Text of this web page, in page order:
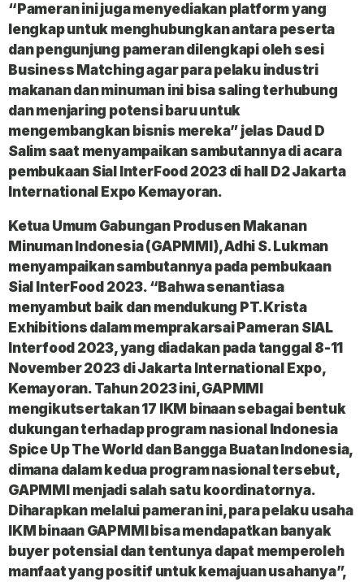
“Pameran ini juga menyediakan platform yang
lengkap untuk menghubungkan antara peserta
dan pengunjung pameran dilengkapi oleh sesi
Business Matching agar para pelaku industri
makanan dan minuman ini bisa saling terhubung
dan menjaring potensi baru untuk
mengembangkan bisnis mereka” jelas Daud D
Salim saat menyampaikan sambutannya di acara
pembukaan Sial InterFood 2023 di hall D2 Jakarta
International Expo Kemayoran.
Ketua Umum Gabungan Produsen Makanan
Minuman Indonesia (GAPMMI), Adhi S. Lukman
menyampaikan sambutannya pada pembukaan
Sial InterFood 2023. “Bahwa senantiasa
menyambut baik dan mendukung PT.Krista
Exhibitions dalam memprakarsai Pameran SIAL
Interfood 2023, yang diadakan pada tanggal 8-11
November 2023 di Jakarta International Expo,
Kemayoran. Tahun 2023 ini, GAPMMI
mengikutsertakan 17 IKM binaan sebagai bentuk
dukungan terhadap program nasional Indonesia
Spice Up The World dan Bangga Buatan Indonesia,
dimana dalam kedua program nasional tersebut,
GAPMMI menjadi salah satu koordinatornya.
Diharapkan melalui pameran ini, para pelaku usaha
IKM binaan GAPMMI bisa mendapatkan banyak
buyer potensial dan tentunya dapat memperoleh
manfaat yang positif untuk kemajuan usahanya”,